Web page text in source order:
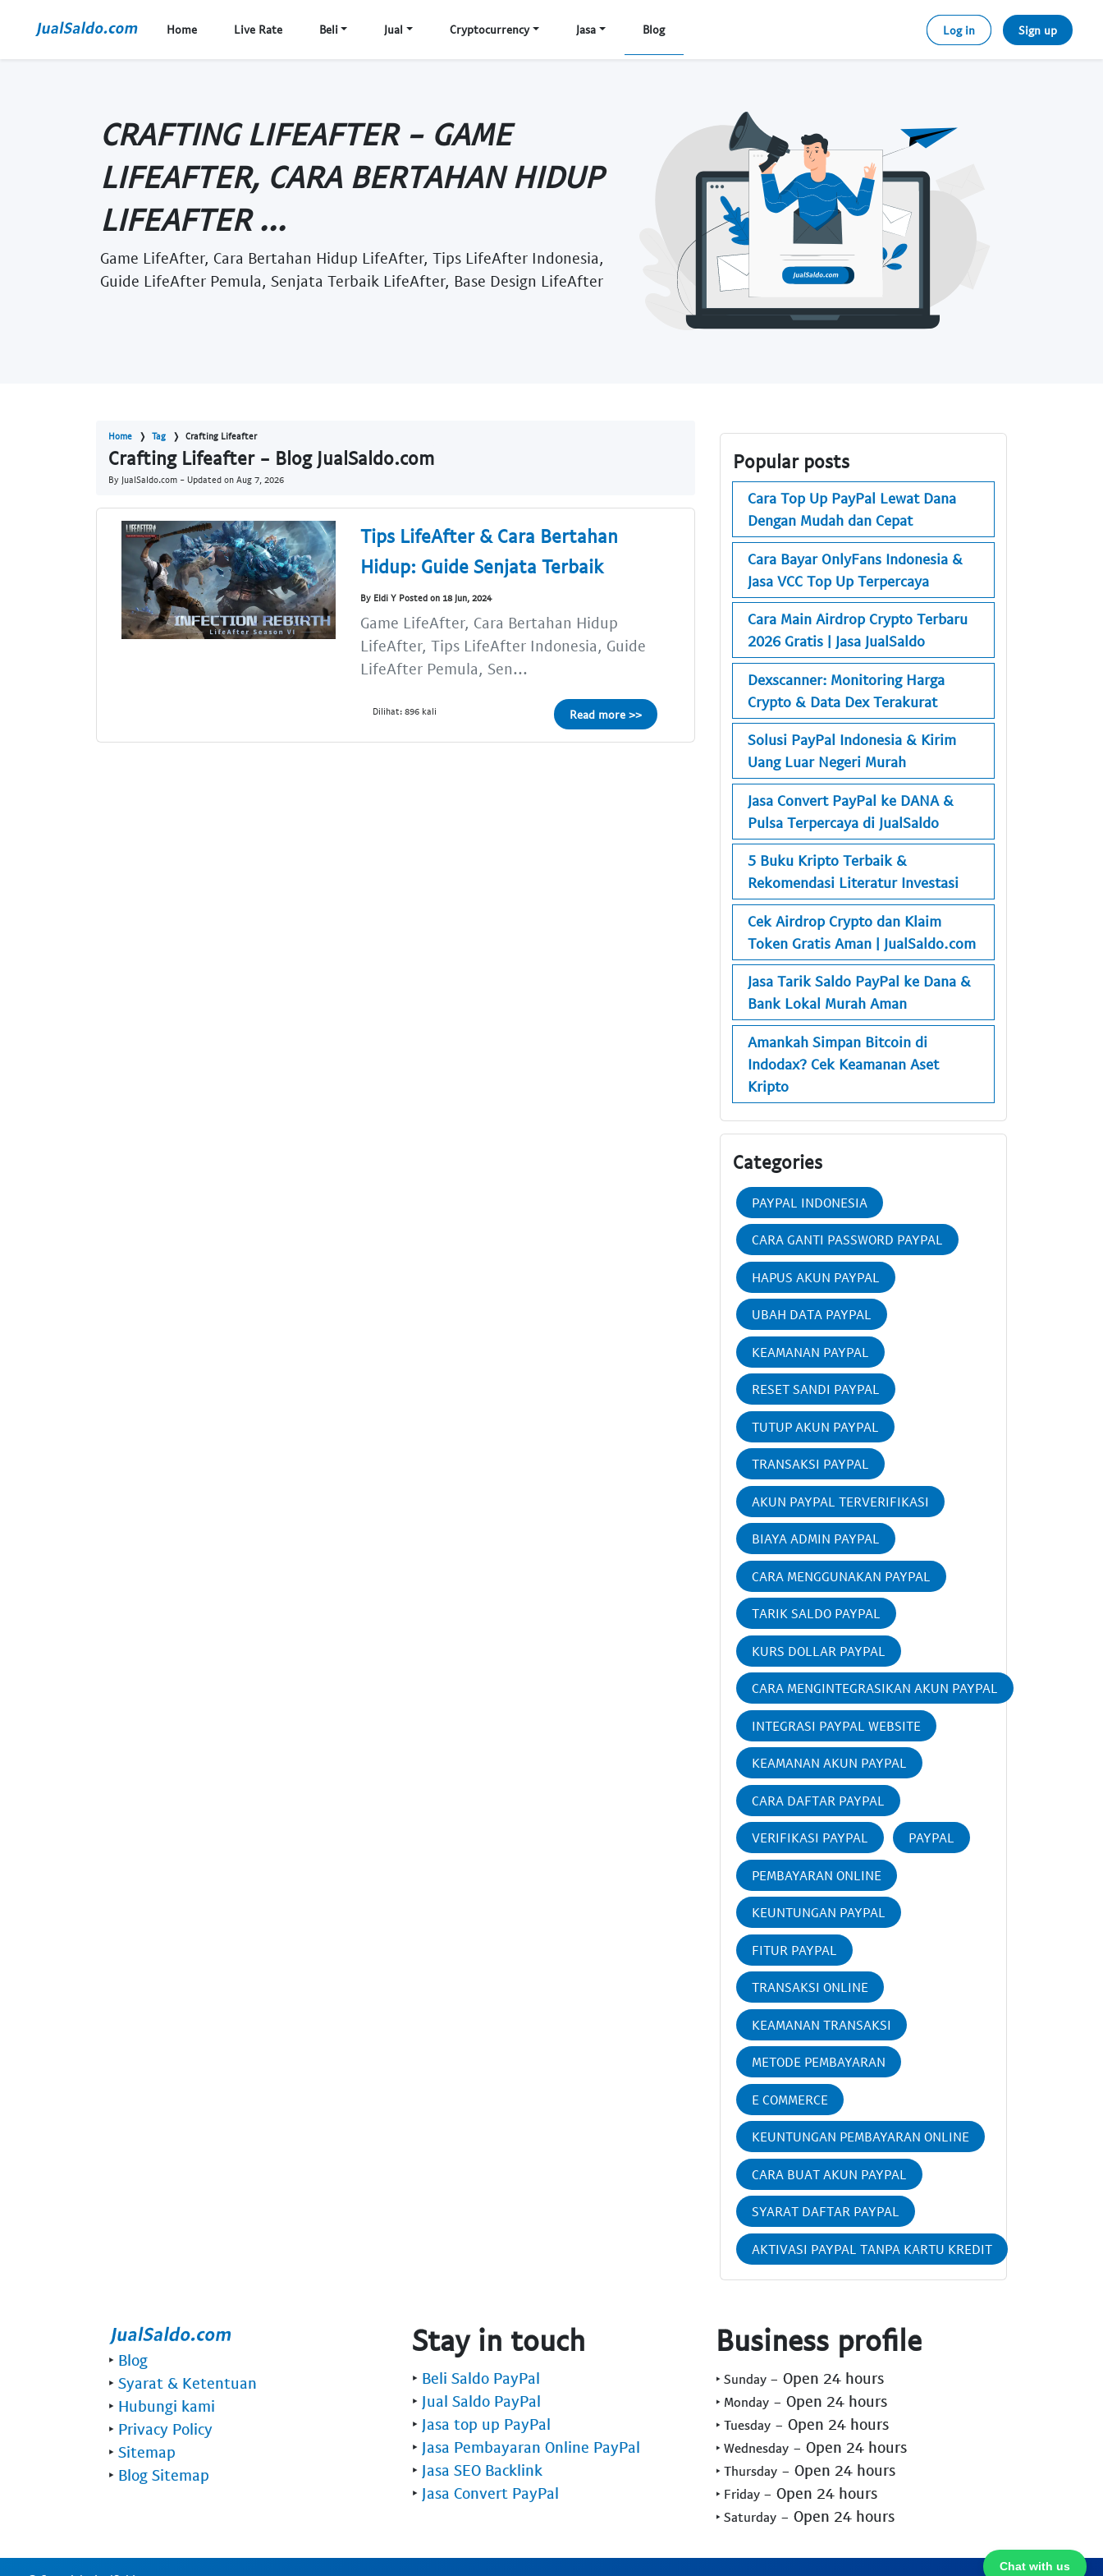
Home Live Rate Beli Jual Cryptocurrency Jasa Blog Log in Sign up
CRAFTING LIFEAFTER - GAME
LIFEAFTER, CARA BERTAHAN HIDUP
LIFEAFTER ...
Game LifeAfter, Cara Bertahan Hidup LifeAfter, Tips LifeAfter Indonesia,
Guide LifeAfter Pemula, Senjata Terbaik LifeAfter, Base Design LifeAfter
Home Tag Crafting Lifeafter
Crafting Lifeafter - Blog JualSaldo.com
By JualSaldo.com - Updated on Aug 7, 2026
Tips LifeAfter & Cara Bertahan
Hidup: Guide Senjata Terbaik
By Eldi Y Posted on 18 Jun, 2024
Game LifeAfter, Cara Bertahan Hidup
LifeAfter, Tips LifeAfter Indonesia, Guide
LifeAfter Pemula, Sen...
Dilihat: 896 kali Read more >>
Popular posts
Cara Top Up PayPal Lewat Dana
Dengan Mudah dan Cepat
Cara Bayar OnlyFans Indonesia &
Jasa VCC Top Up Terpercaya
Cara Main Airdrop Crypto Terbaru
2026 Gratis | Jasa JualSaldo
Dexscanner: Monitoring Harga
Crypto & Data Dex Terakurat
Solusi PayPal Indonesia & Kirim
Uang Luar Negeri Murah
Jasa Convert PayPal ke DANA &
Pulsa Terpercaya di JualSaldo
5 Buku Kripto Terbaik &
Rekomendasi Literatur Investasi
Cek Airdrop Crypto dan Klaim
Token Gratis Aman | JualSaldo.com
Jasa Tarik Saldo PayPal ke Dana &
Bank Lokal Murah Aman
Amankah Simpan Bitcoin di
Indodax? Cek Keamanan Aset
Kripto
Categories
PAYPAL INDONESIA
CARA GANTI PASSWORD PAYPAL
HAPUS AKUN PAYPAL
UBAH DATA PAYPAL
KEAMANAN PAYPAL
RESET SANDI PAYPAL
TUTUP AKUN PAYPAL
TRANSAKSI PAYPAL
AKUN PAYPAL TERVERIFIKASI
BIAYA ADMIN PAYPAL
CARA MENGGUNAKAN PAYPAL
TARIK SALDO PAYPAL
KURS DOLLAR PAYPAL
CARA MENGINTEGRASIKAN AKUN PAYPAL
INTEGRASI PAYPAL WEBSITE
KEAMANAN AKUN PAYPAL
CARA DAFTAR PAYPAL
VERIFIKASI PAYPAL PAYPAL
PEMBAYARAN ONLINE
KEUNTUNGAN PAYPAL
FITUR PAYPAL
TRANSAKSI ONLINE
KEAMANAN TRANSAKSI
METODE PEMBAYARAN
E COMMERCE
KEUNTUNGAN PEMBAYARAN ONLINE
CARA BUAT AKUN PAYPAL
SYARAT DAFTAR PAYPAL
AKTIVASI PAYPAL TANPA KARTU KREDIT
Chat with us
‣ Blog
‣ Syarat & Ketentuan
‣ Hubungi kami
‣ Privacy Policy
‣ Sitemap
‣ Blog Sitemap
Stay in touch
‣ Beli Saldo PayPal
‣ Jual Saldo PayPal
‣ Jasa top up PayPal
‣ Jasa Pembayaran Online PayPal
‣ Jasa SEO Backlink
‣ Jasa Convert PayPal
Business profile
‣ Sunday - Open 24 hours
‣ Monday - Open 24 hours
‣ Tuesday - Open 24 hours
‣ Wednesday - Open 24 hours
‣ Thursday - Open 24 hours
‣ Friday - Open 24 hours
‣ Saturday - Open 24 hours